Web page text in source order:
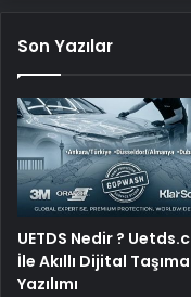
Son Yazılar
UETDS Nedir ?
İle Akıllı Dijital
Yazılımı